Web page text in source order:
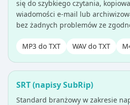
się do szybkiego czytania,
wiadomości e-mail lub
bez żadnych problemów ze
MP3 do TXT WAV do TXT
SRT (napisy SubRip)
Standard branżowy w zakresie